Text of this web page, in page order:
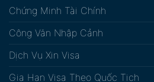
Chứng Minh Tài Chính
Công Văn Nhập Cảnh
Dịch Vụ Xin Visa
Gia Hạn Visa Theo Quốc Tịch